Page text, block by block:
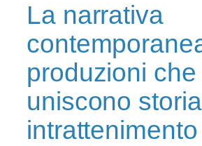
La narrativa
produzioni che
uniscono
intrattenimento